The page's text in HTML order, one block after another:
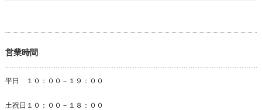
営業時間
平日 １０：００－１９：００
土祝日１０：００－１８：００